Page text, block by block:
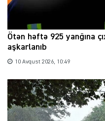
Ötən həftə 925 yanğına
aşkarlanıb
10 Avqust 2026, 10:49